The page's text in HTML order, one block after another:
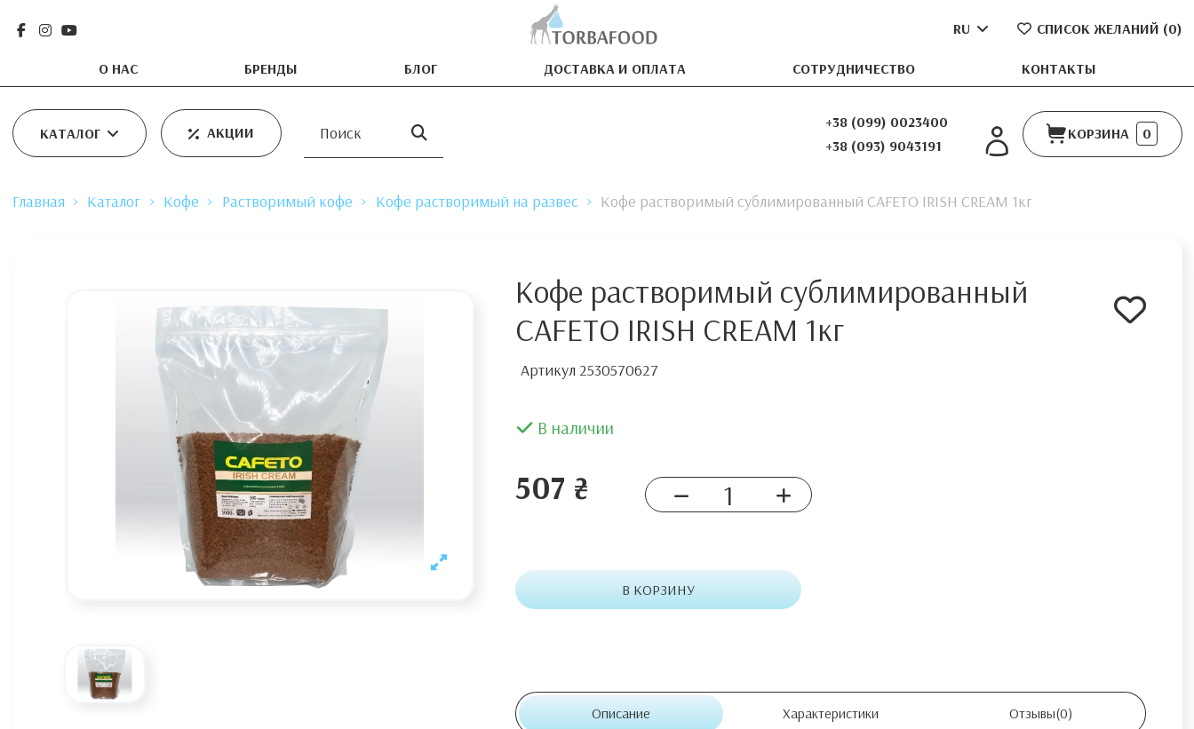
О НАС БРЕНДЫ БЛОГ ДОСТАВКА И ОПЛАТА СОТРУДНИЧЕСТВО КОНТАКТЫ
RU СПИСОК ЖЕЛАНИЙ (0)
КАТАЛОГ АКЦИИ
+38 (099) 0023400
+38 (093) 9043191
КОРЗИНА 0
Главная Каталог Кофе Растворимый кофе Кофе растворимый на развес Кофе растворимый сублимированный CAFETO IRISH CREAM 1кг
Кофе растворимый сублимированный
CAFETO IRISH CREAM 1кг
Артикул 2530570627
В наличии
507 ₴
В КОРЗИНУ
Описание Характеристики Отзывы(0)